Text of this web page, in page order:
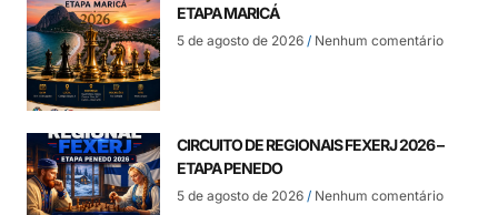
ETAPA MARICÁ
5 de agosto de 2026 Nenhum comentário
CIRCUITO DE REGIONAIS FEXERJ 2026 –
ETAPA PENEDO
5 de agosto de 2026 Nenhum comentário